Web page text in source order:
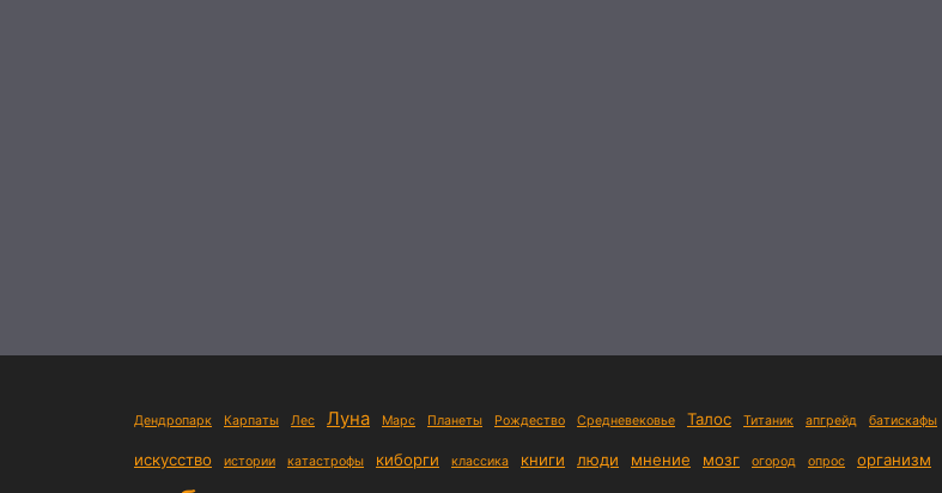
Дендропарк Карпаты Лес Луна Марс Планеты Рождество Средневековье Талос Титаник апгрейд батискафы
искусство истории катастрофы киборги классика книги люди мнение мозг огород опрос организм